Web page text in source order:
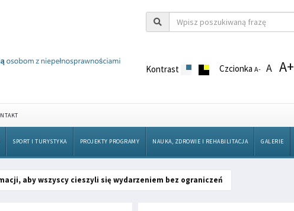
Kontrast CzcionkaA- A A+
SPORT I TURYSTYKA PROJEKTY PROGRAMY NAUKA, ZDROWIE I REHABILITACJA GALERIE
aby wszyscy cieszyli się wydarzeniem bez ograniczeń